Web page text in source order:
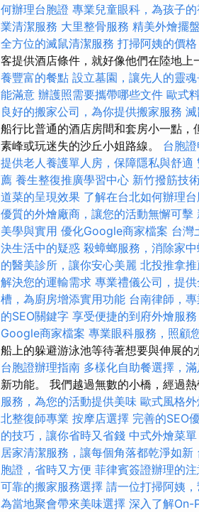
何辦理台胞證 專業兒童眼科，為孩子
業清潔服務 大里整骨服務 精美外燴擺
全方位的滅鼠清潔服務 打掃阿姨的價
客提供酒店條件，就好像他們在陸地上
養豐富的餐點 設立墓園，讓先人的靈
能滿意 辦護照需要攜帶哪些文件 歐式
良好的搬家公司，為你提供搬家服務
船行比普通的酒店房間和套房小一點
素峰或玩迷失的沙丘小姐路線。 台胞
提供老人養護單人房，保障隱私與舒適
薦 養生整復推廣學習中心 新竹撥筋技
道菜的呈現效果 了解在台北如何辦理
優質的外燴廠商，讓您的活動無懈可擊
美學與實用 優化Google商家檔案 台灣
決生活中的疑惑 殺蟑螂服務，消除家
的醫美診所，讓你安心美麗 北投推拿
解決您的運輸需求 專業禮儀公司，提
槽，為廚房增添實用功能 台南律師，
的SEO關鍵字 享受便捷的到府外燴服
Google商家檔案 專業眼科服務，照顧
船上的躲避游泳池等待著想要與伸展
台胞證辦理指南 多樣化自助餐選擇，
新功能。 我們越過無數的小橋，經過
服務，為您的活動提供美味 歐式風格
北整復師專業 按摩店選擇 完善的SEO
的技巧，讓你省時又省錢 中式外燴菜
居家清潔服務，讓每個角落都乾淨如新
胞證，省時又方便 菲律賓簽證辦理的
可靠的搬家服務選擇 請一位打掃阿姨
為當地聚會帶來美味選擇 深入了解On-